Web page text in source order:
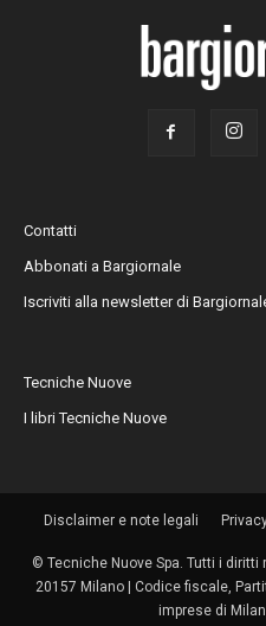
Contatti
Abbonati a Bargiornale
Iscriviti alla newsletter di
Tecniche Nuove
I libri Tecniche Nuove
Disclaimer e note legali
© Tecniche Nuove Spa. Tutti i diritti
20157 Milano | Codice fiscale,
imprese di